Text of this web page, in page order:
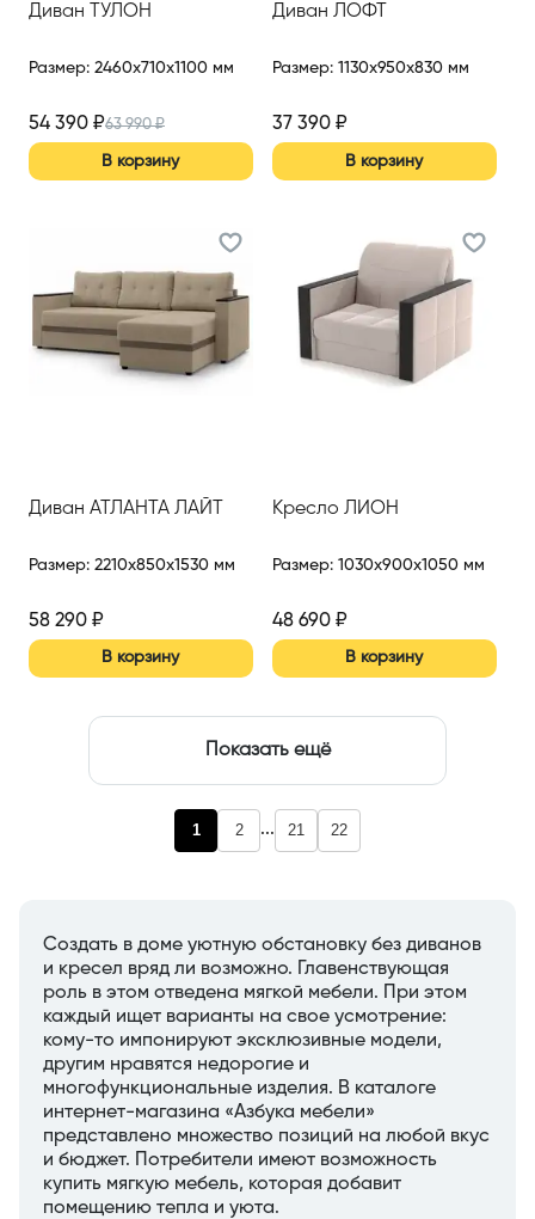
Диван ТУЛОН
Размер: 2460x710x1100 мм
54 390 ₽63 990₽
В корзину
Диван ЛОФТ
Размер: 1130x950x830 мм
37 390₽
В корзину
Диван АТЛАНТА ЛАЙТ
Размер: 2210x850x1530 мм
58 290 ₽
В корзину
Кресло ЛИОН
Размер: 1030x900x1050 мм
48 690₽
В корзину
Показать ещё
1 2 ... 21 22
Создать в доме уютную обстановку без диванов
и кресел вряд ли возможно. Главенствующая
роль в этом отведена мягкой мебели. При этом
каждый ищет варианты на свое усмотрение:
кому-то импонируют эксклюзивные модели,
другим нравятся недорогие и
многофункциональные изделия. В каталоге
интернет-магазина «Азбука мебели»
представлено множество позиций на любой вкус
и бюджет. Потребители имеют возможность
купить мягкую мебель, которая добавит
помещению тепла и уюта.